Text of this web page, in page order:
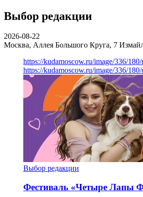
Выбор редакции
2026-08-22
Москва, Аллея Большого Круга, 7
https://kudamoscow.ru/image/336/
https://kudamoscow.ru/image/336/
Выбор редакции
Фестиваль «Четыре Лапы